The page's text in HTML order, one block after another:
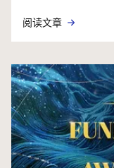
阅读文章